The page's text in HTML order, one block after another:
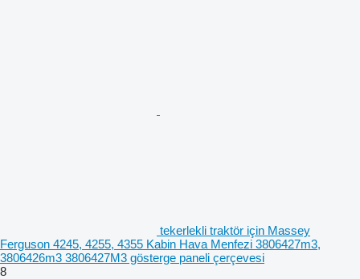
tekerlekli traktör için Massey
Ferguson 4245, 4255, 4355 Kabin Hava Menfezi 3806427m3,
3806426m3 3806427M3 gösterge paneli çerçevesi
8